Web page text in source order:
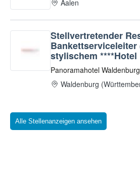
Alle Stellenanzeigen ansehen